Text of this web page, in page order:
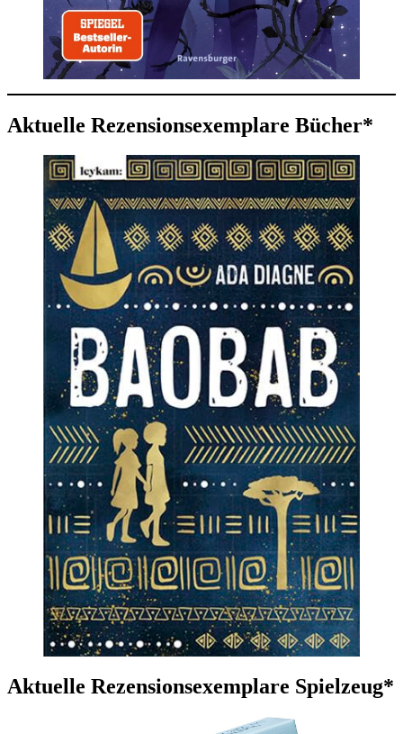
Aktuelle Rezensionsexemplare Bücher*
Aktuelle Rezensionsexemplare Spielzeug*